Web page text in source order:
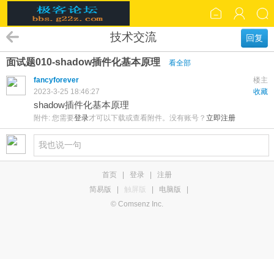
回复
技术交流
面试题010-shadow插件化基本原理
看全部
楼主
fancyforever
收藏
2023-3-25 18:46:27
shadow插件化基本原理
附件: 您需要登录才可以下载或查看附件。没有账号？ 立即注册
首页 登录
注册
简易版
触屏版 电脑版
© Comsenz Inc.